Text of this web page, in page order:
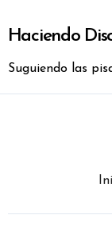
contenido
Haciendo
Suguiendo las